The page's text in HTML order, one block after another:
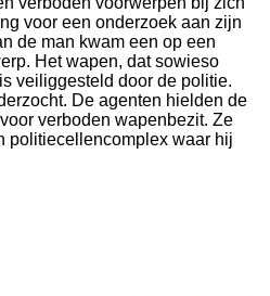
voor een onderzoek aan zijn
de man kwam een op een
Het wapen, dat sowieso
veiliggesteld door de politie.
De agenten hielden de
verboden wapenbezit. Ze
politiecellencomplex waar hij